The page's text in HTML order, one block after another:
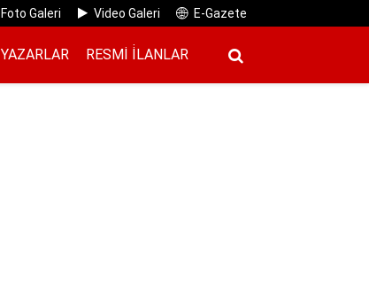
Foto Galeri Video Galeri E-Gazete
YAZARLAR RESMI İ̇LANLAR